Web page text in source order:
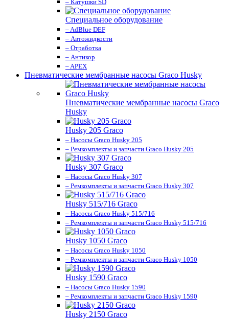
– Катушки SD
Специальное оборудование
– AdBlue DEF
– Автожидкости
– Отработка
– Антикор
– APEX
Пневматические мембранные насосы Graco Husky
Пневматические мембранные насосы Graco
Husky
Husky 205 Graco
– Насосы Graco Husky 205
– Ремкомплекты и запчасти Graco Husky 205
Husky 307 Graco
– Насосы Graco Husky 307
– Ремкомплекты и запчасти Graco Husky 307
Husky 515/716 Graco
– Насосы Graco Husky 515/716
– Ремкомплекты и запчасти Graco Husky 515/716
Husky 1050 Graco
– Насосы Graco Husky 1050
– Ремкомплекты и запчасти Graco Husky 1050
Husky 1590 Graco
– Насосы Graco Husky 1590
– Ремкомплекты и запчасти Graco Husky 1590
Husky 2150 Graco